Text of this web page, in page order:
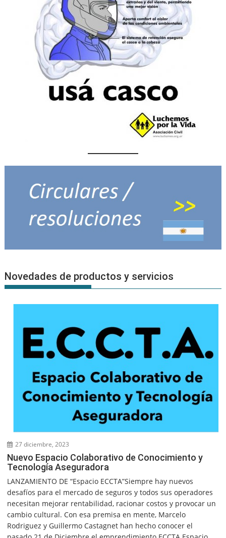
Novedades de productos y servicios
27 diciembre, 2023
Nuevo Espacio Colaborativo de Conocimiento y
Tecnología Aseguradora
LANZAMIENTO DE “Espacio ECCTA”Siempre hay nuevos
desafíos para el mercado de seguros y todos sus operadores
necesitan mejorar rentabilidad, racionar costos y provocar un
cambio cultural. Con esa premisa en mente, Marcelo
Rodriguez y Guillermo Castagnet han hecho conocer el